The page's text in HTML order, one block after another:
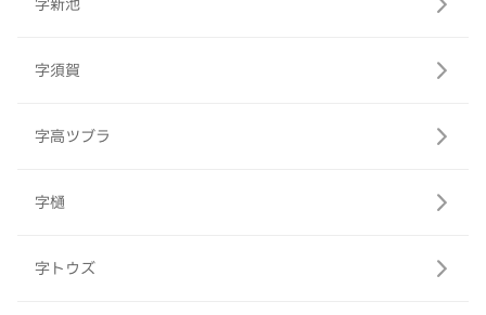
字須賀
字高ツブラ
字樋
字トウズ